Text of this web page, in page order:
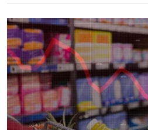
Goldman Sachs: Το
90/βαρέλι μέχρι να
Μέση Ανατολή
Κόσμος
Σαουδική Αραβία,
υπογράφουν συμφωνία
Εμπορεύματα